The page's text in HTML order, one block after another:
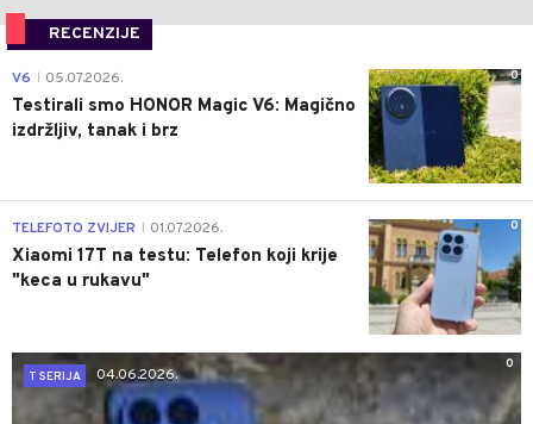
RECENZIJE
0
V6 05.07.2026.
Testirali smo HONOR Magic V6: Magično
izdržljiv, tanak i brz
0
TELEFOTO ZVIJER 01.07.2026.
Xiaomi 17T na testu: Telefon koji krije
"keca u rukavu"
0
T SERIJA
04.06.2026.